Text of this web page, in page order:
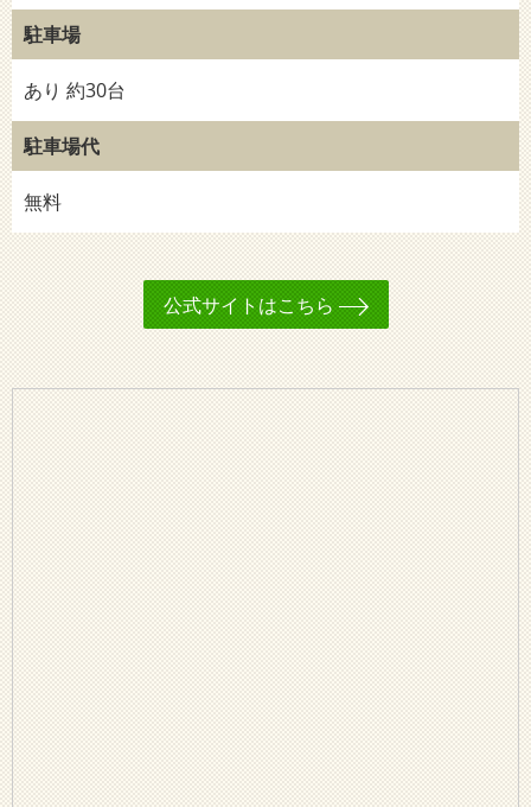
駐車場
あり 約30台
駐車場代
無料
公式サイトはこちら